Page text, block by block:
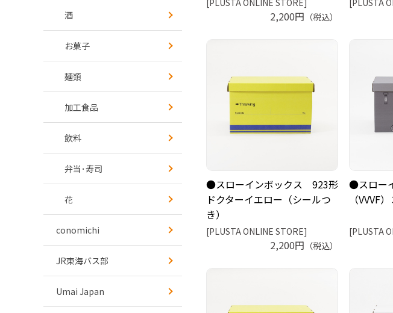
酒
お菓子
麺類
加工食品
飲料
弁当･寿司
花
conomichi
JR東海バス部
Umai Japan
[PLUSTA ONLINE STORE]
2,200円 （税込）
[PLUSTA
●スローインボックス 923形
ドクターイエロー（シールつ
き）
[PLUSTA ONLINE STORE]
2,200円 （税込）
●スロー
（VVVF
[PLUSTA